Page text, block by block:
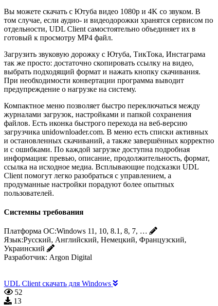
Вы можете скачать с Ютуба видео 1080p и 4K со звуком. В
том случае, если аудио- и видеодорожки хранятся сервисом по
отдельности, UDL Client самостоятельно объединяет их в
готовый к просмотру MP4 файл.
Загрузить звуковую дорожку с Ютуба, ТикТока, Инстаграма
так же просто: достаточно скопировать ссылку на видео,
выбрать подходящий формат и нажать кнопку скачивания.
При необходимости конвертации программа выводит
предупреждение о нагрузке на систему.
Компактное меню позволяет быстро переключаться между
журналами загрузок, настройками и папкой сохранения
файлов. Есть иконка быстрого перехода на веб-версию
загрузчика unidownloader.com. В меню есть списки активных
и остановленных скачиваний, а также завершённых корректно
и с ошибками. По каждой загрузке доступна подробная
информация: превью, описание, продолжительность, формат,
ссылка на исходное медиа. Всплывающие подсказки UDL
Client помогут легко разобраться с управлением, а
продуманные настройки порадуют более опытных
пользователей.
Системны требования
Платформа ОС:Windows 11, 10, 8.1, 8, 7, …
Язык:Русский, Английский, Немецкий, Французский,
Украинский
Разработчик: Argon Digital
UDL Client скачать для Windows
52
13